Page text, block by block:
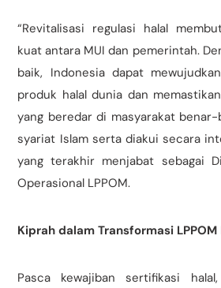
“Revitalisasi regulasi halal
kuat antara MUI dan pemerintah.
baik, Indonesia dapat
produk halal dunia dan
yang beredar di masyarakat
syariat Islam serta diakui secara
yang terakhir menjabat sebagai
Operasional LPPOM.
Kiprah dalam Transformasi LPPOM
Pasca kewajiban sertifikasi